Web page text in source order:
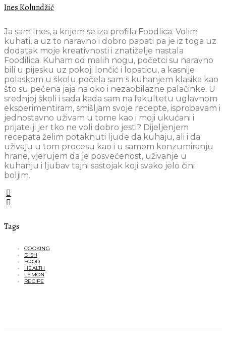
Ines Kolundžić
Ja sam Ines, a krijem se iza profila Foodlica. Volim
kuhati, a uz to naravno i dobro papati pa je iz toga uz
dodatak moje kreativnosti i znatiželje nastala
Foodilica. Kuham od malih nogu, početci su naravno
bili u pijesku uz pokoji lončić i lopaticu, a kasnije
polaskom u školu počela sam s kuhanjem klasika kao
što su pečena jaja na oko i nezaobilazne palačinke. U
srednjoj školi i sada kada sam na fakultetu uglavnom
eksperimentiram, smišljam svoje recepte, isprobavam i
jednostavno uživam u tome kao i moji ukućani i
prijatelji jer tko ne voli dobro jesti? Dijeljenjem
recepata želim potaknuti ljude da kuhaju, ali i da
uživaju u tom procesu kao i u samom konzumiranju
hrane, vjerujem da je posvećenost, uživanje u
kuhanju i ljubav tajni sastojak koji svako jelo čini
boljim.
Tags
COOKING
DISH
FOOD
HEALTH
LEMON
RECIPE